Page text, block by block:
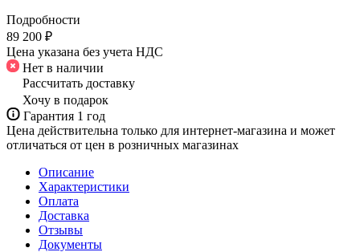
Подробности
89 200 ₽
Цена указана без учета НДС
Нет в наличии
Рассчитать доставку
Хочу в подарок
Гарантия 1 год
Цена действительна только для интернет-магазина и может
отличаться от цен в розничных магазинах
Описание
Характеристики
Оплата
Доставка
Отзывы
Документы